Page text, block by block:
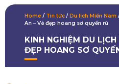
Home / Tin tức / Du lịch Miền Nam
An – Vẻ đẹp hoang sơ quyến rũ
KINH NGHIỆM DU
ĐẸP HOANG SƠ